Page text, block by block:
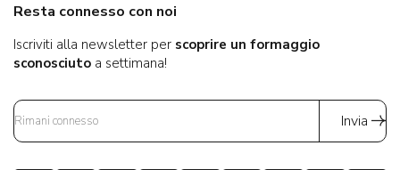
Resta connesso con noi
Iscriviti alla newsletter per scoprire un formaggio
sconosciuto a settimana!
Invia